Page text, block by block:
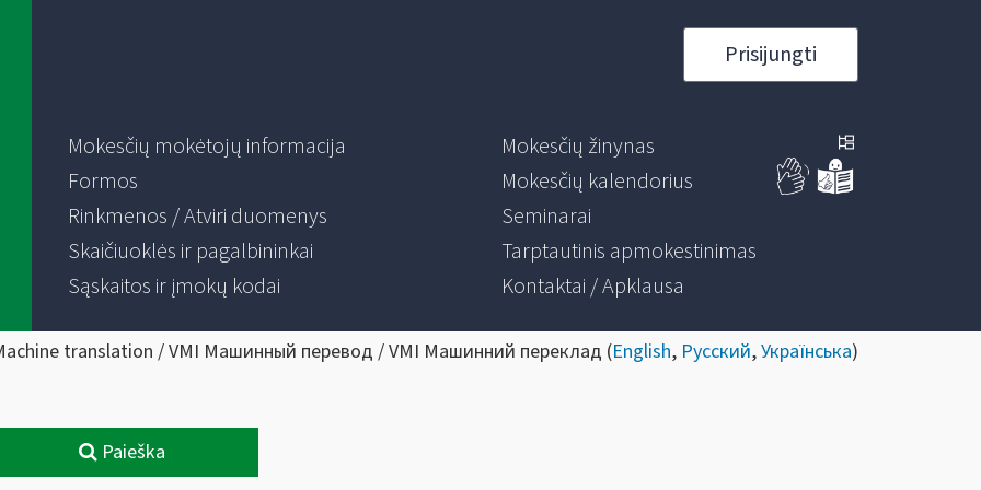
Prisijungti
Mokesčių mokėtojų informacija
Formos
Rinkmenos / Atviri duomenys
Skaičiuoklės ir pagalbininkai
Sąskaitos ir įmokų kodai
Mokesčių žinynas
Mokesčių kalendorius
Seminarai
Tarptautinis apmokestinimas
Kontaktai / Apklausa
translation / VMI Машинный перевод / VMI Машинний переклад (English, Русский,Українська)
Paieška